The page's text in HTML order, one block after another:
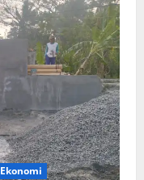
Ekonomi